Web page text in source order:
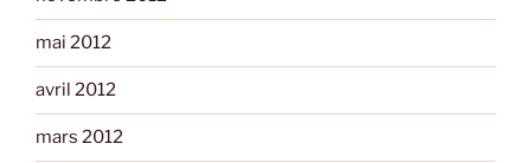
mai 2012
avril 2012
mars 2012